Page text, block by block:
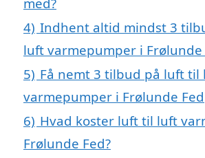
4) Indhent altid mindst 3
luft varmepumper i Frølunde
5) Få nemt 3 tilbud på luft til
varmepumper i Frølunde Fed
6) Hvad koster luft til luft
Frølunde Fed?